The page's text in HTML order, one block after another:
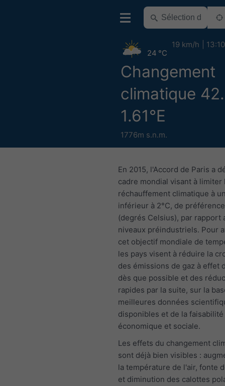
Changement
climatique
1.61°E
1776m s.n.m.
24 °C
19 km/h 13:10
En 2015, l'Accord de Paris a
cadre mondial visant à limiter
réchauffement climatique à
inférieur à 2°C, de préférence
(degrés Celsius), par rapport
niveaux préindustriels. Pour
cet objectif mondiale de
les pays visent à réduire la
des émissions de gaz à effet
dès que possible et des
rapides par la suite, sur la
meilleures données
disponibles et de la faisabilité
économique et sociale.
Les effets du changement
sont déjà bien visibles :
la température de l'air, fonte
et diminution des calottes